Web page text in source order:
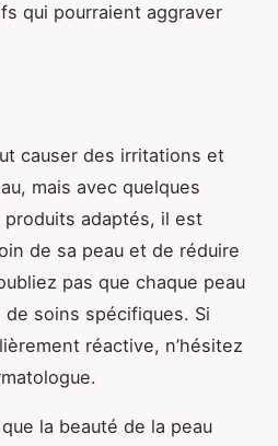
qui pourraient aggraver
causer des irritations et
mais avec quelques
adaptés, il est
de sa peau et de réduire
pas que chaque peau
soins spécifiques. Si
réactive, n’hésitez
la beauté de la peau